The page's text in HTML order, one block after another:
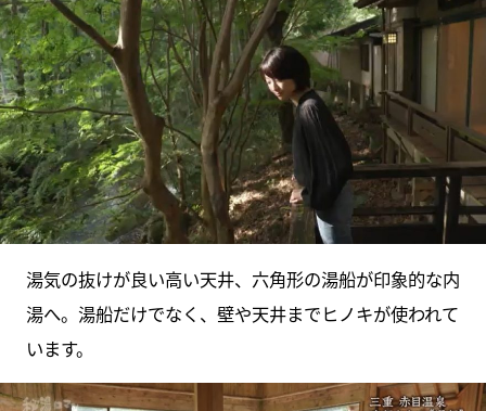
湯気の抜けが良い高い天井、六角形の湯船が印象的な内
湯へ。湯船だけでなく、壁や天井までヒノキが使われて
います。